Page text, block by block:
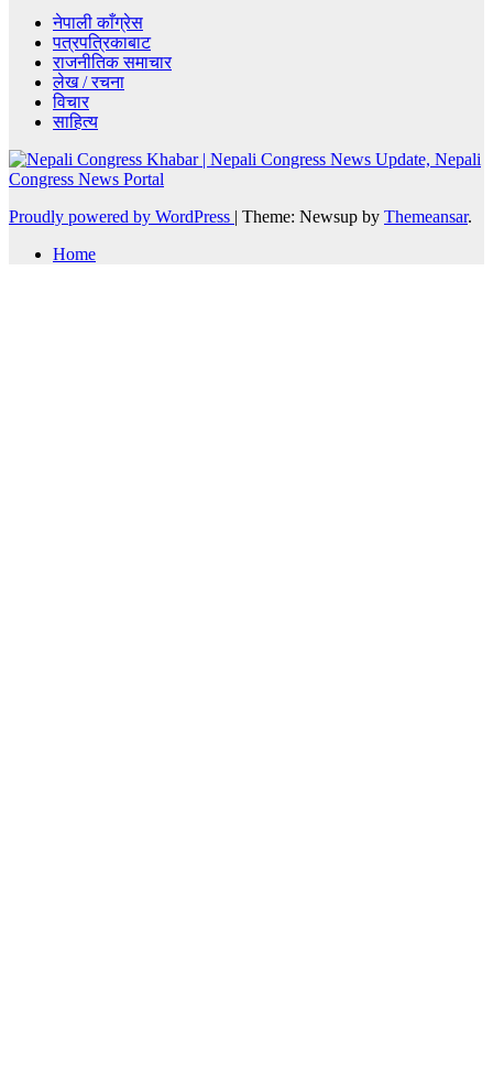
नेपाली काँग्रेस
पत्रपत्रिकाबाट
राजनीतिक समाचार
लेख / रचना
विचार
साहित्य
Proudly powered by WordPress | Theme: Newsup by Themeansar.
Home